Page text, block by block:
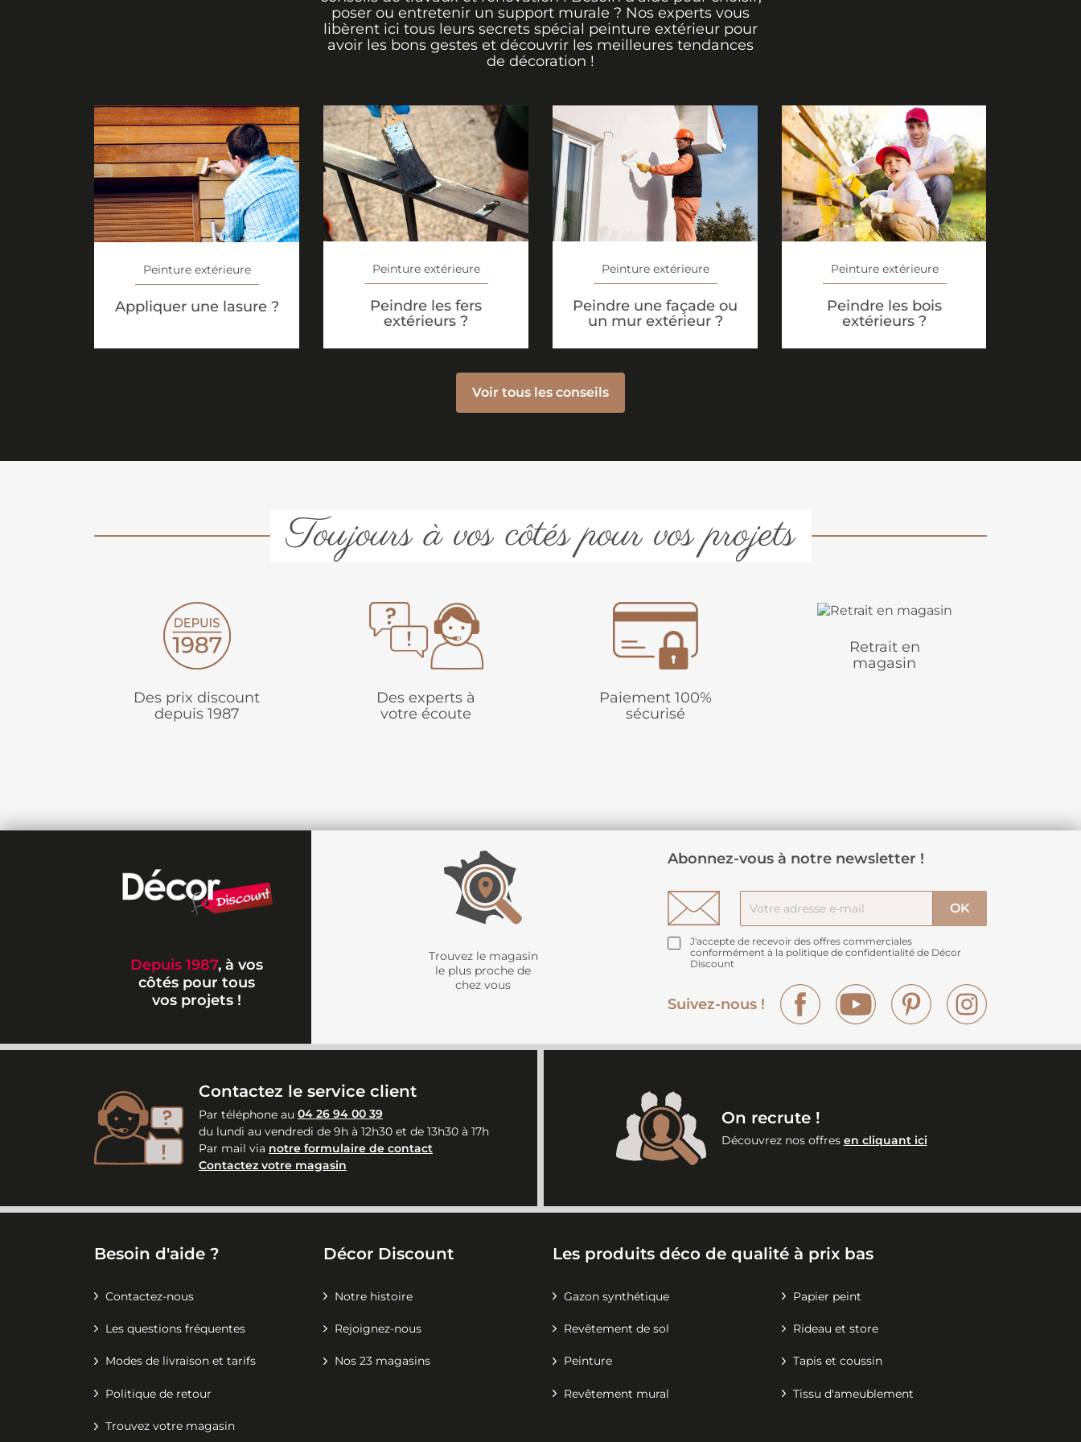
poser ou entretenir un support murale ? Nos experts vous
libèrent ici tous leurs secrets spécial peinture extérieur pour
avoir les bons gestes et découvrir les meilleures tendances
de décoration !
Peinture extérieure
Appliquer une lasure ?
Peinture extérieure
Peindre les fers
extérieurs ?
Peinture extérieure
Peindre une façade ou
un mur extérieur ?
Peinture extérieure
Peindre les bois
extérieurs ?
Voir tous les conseils
Toujours à vos côtés pour vos projets
Des prix discount
depuis 1987
Des experts à
votre écoute
Paiement 100%
sécurisé
Retrait en
magasin
Depuis 1987, à vos
côtés pour tous
vos projets !
Trouvez le magasin
le plus proche de
chez vous
Abonnez-vous à notre newsletter !
J'accepte de recevoir des offres commerciales
conformément à la politique de confidentialité de Décor
Discount
Suivez-nous !
Facebook YouTube Pinterest
Contactez le service client
Par téléphone au 04 26 94 00 39
du lundi au vendredi de 9h à 12h30 et de 13h30 à 17h
Par mail via notre formulaire de contact
Contactez votre magasin
On recrute !
Découvrez nos offres en cliquant ici
Besoin d'aide ?
Contactez-nous
Les questions fréquentes
Modes de livraison et tarifs
Politique de retour
Trouvez votre magasin
Décor Discount
Notre histoire
Rejoignez-nous
Nos 23 magasins
Les produits déco de qualité à prix bas
Gazon synthétique Papier peint
Revêtement de sol Rideau et store
Peinture Tapis et coussin
Revêtement mural Tissu d'ameublement